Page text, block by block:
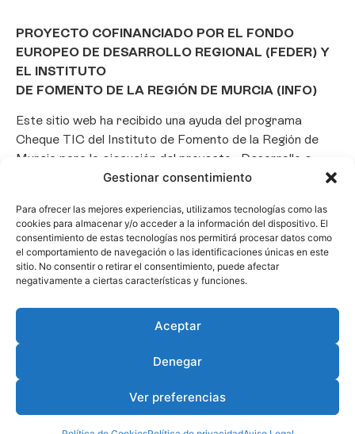
Gestionar consentimiento
Para ofrecer las mejores experiencias, utilizamos tecnologías como las
cookies para almacenar y/o acceder a la información del dispositivo. El
consentimiento de estas tecnologías nos permitirá procesar datos como
el comportamiento de navegación o las identificaciones únicas en este
sitio. No consentir o retirar el consentimiento, puede afectar
negativamente a ciertas características y funciones.
Aceptar
Denegar
Ver preferencias
PROYECTO COFINANCIADO POR EL FONDO
EUROPEO DE DESARROLLO REGIONAL (FEDER) Y
EL INSTITUTO
DE FOMENTO DE LA REGIÓN DE MURCIA (INFO)
Este sitio web ha recibido una ayuda del programa
Cheque TIC del Instituto de Fomento de la Región de
Murcia para la ejecución del proyecto «Desarrollo e
implantación de un Chatbot de Inteligencia Artificial
promover la transformación digital, la automatización
de consultas y la optimización de la gestión de clientes
en el ámbito empresarial.